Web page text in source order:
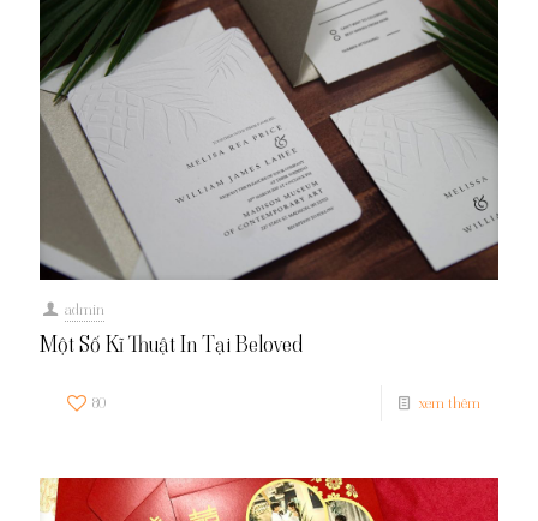
admin
Một Số Kĩ Thuật In Tại Beloved
80 xem thêm